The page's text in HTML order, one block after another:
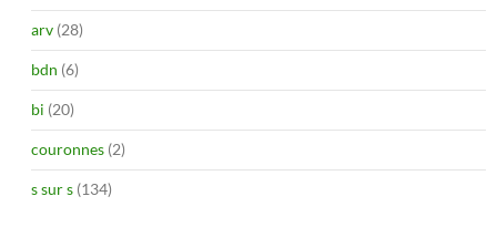
arv (28)
bdn (6)
bi (20)
couronnes (2)
s sur s (134)